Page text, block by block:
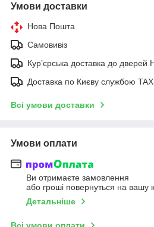
Умови доставки
Нова Пошта
Самовивіз
Курʼєрська доставка до
Доставка по Києву службою
Всі умови доставки
Умови оплати
Ви отримаєте замовлення
або гроші повернуться на вашу
Детальніше